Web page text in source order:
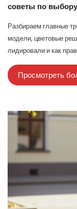
советы по выбору
Разбираем главные
модели, цветовые
лидировали и как
Просмотреть